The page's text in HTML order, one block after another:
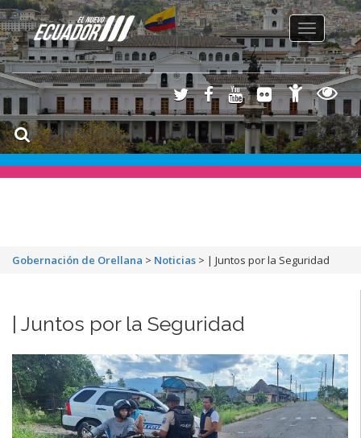
Toggle
navigation
Gobernación de Orellana > Noticias > | Juntos por la Seguridad
| Juntos por la Seguridad